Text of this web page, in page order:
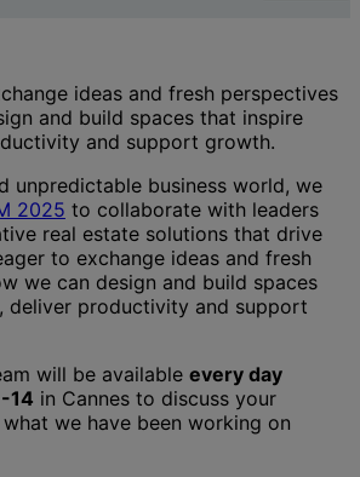
ideas and fresh perspectives
and build spaces that inspire
and support growth.
unpredictable business world, we
2025 to collaborate with leaders
real estate solutions that drive
to exchange ideas and fresh
we can design and build spaces
deliver productivity and support
will be available every day
14 in Cannes to discuss your
we have been working on